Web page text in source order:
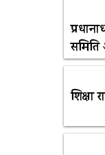
समिति
शिक्षा